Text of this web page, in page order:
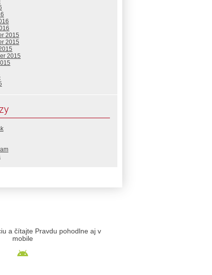
2015
2015
2015
a čítajte Pravdu pohodlne aj v
mobile